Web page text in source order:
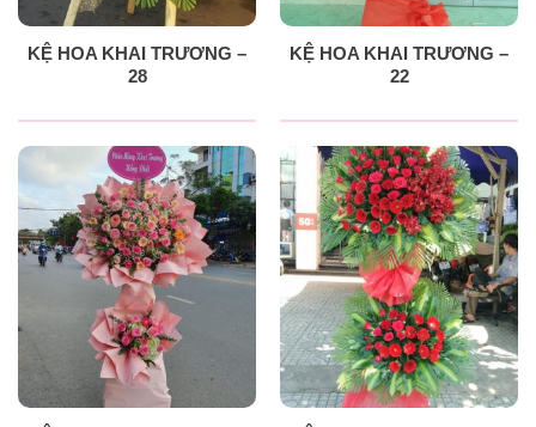
KỆ HOA KHAI TRƯƠNG –
28
KỆ HOA KHAI TRƯƠNG –
22